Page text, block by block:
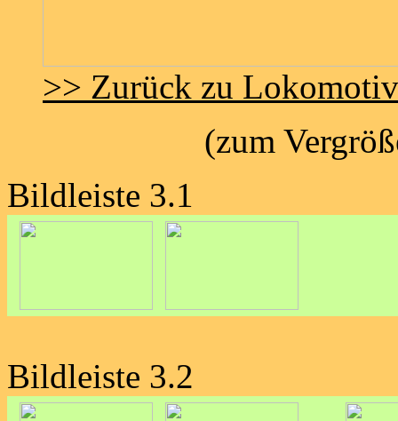
>> Zurück zu
(zum
Bildleiste 3.1
Bildleiste 3.2